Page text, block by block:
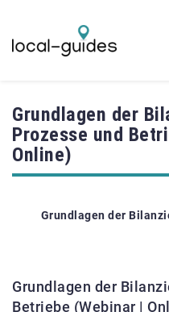
Grundlagen der
Prozesse und
Online)
Grundlagen der
Grundlagen der
Betriebe (Webinar |